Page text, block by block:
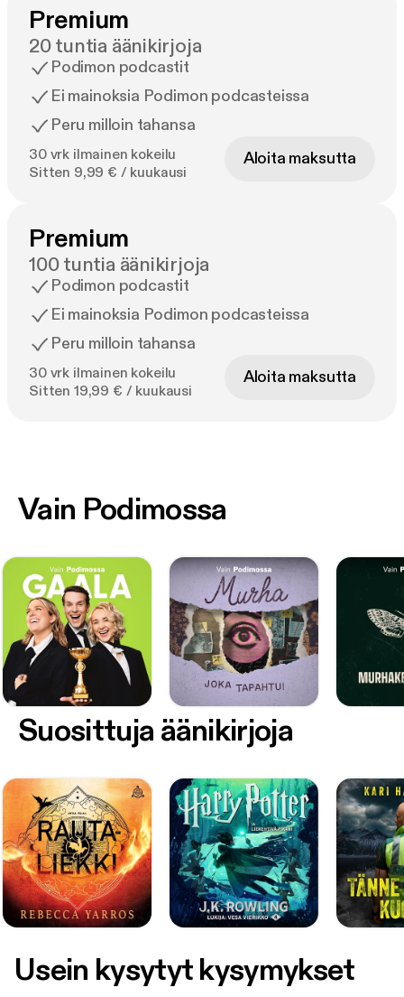
Premium
20 tuntia äänikirjoja
Podimon podcastit
Ei mainoksia Podimon podcasteissa
Peru milloin tahansa
30 vrk ilmainen kokeilu
Sitten 9,99 € / kuukausi
Aloita maksutta
Premium
100 tuntia äänikirjoja
Podimon podcastit
Ei mainoksia Podimon podcasteissa
Peru milloin tahansa
30 vrk ilmainen kokeilu
Sitten 19,99 € / kuukausi
Aloita maksutta
Vain Podimossa
Suosittuja äänikirjoja
Usein kysytyt kysymykset